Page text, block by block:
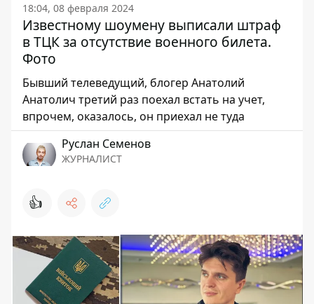
18:04, 08 февраля 2024
Известному шоумену выписали штраф
в ТЦК за отсутствие военного билета.
Фото
Бывший телеведущий, блогер Анатолий
Анатолич третий раз поехал встать на учет,
впрочем, оказалось, он приехал не туда
Руслан Семенов
ЖУРНАЛИСТ
👍